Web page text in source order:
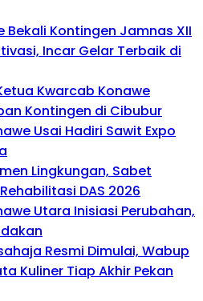
Bekali Kontingen Jamnas XII
Incar Gelar Terbaik di
Kwarcab Konawe
Kontingen di Cibubur
Usai Hadiri Sawit Expo
Lingkungan, Sabet
DAS 2026
Utara Inisiasi Perubahan,
Resmi Dimulai, Wabup
Kuliner Tiap Akhir Pekan